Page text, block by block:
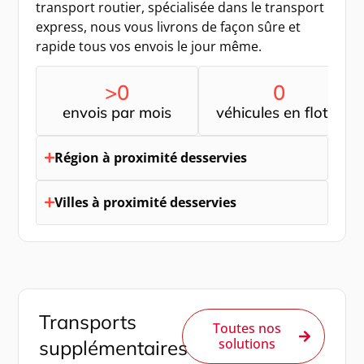
transport routier, spécialisée dans le transport
express, nous vous livrons de façon sûre et
rapide tous vos envois le jour même.
envois par mois
>0
véhicules en flotte
0
Région à proximité desservies
Villes à proximité desservies
Transports
supplémentaires
Toutes nos
solutions